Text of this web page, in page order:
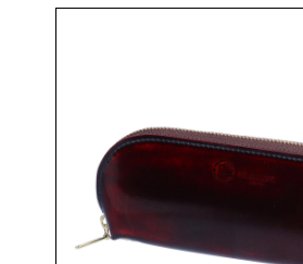
日本の革の良さを知ろう